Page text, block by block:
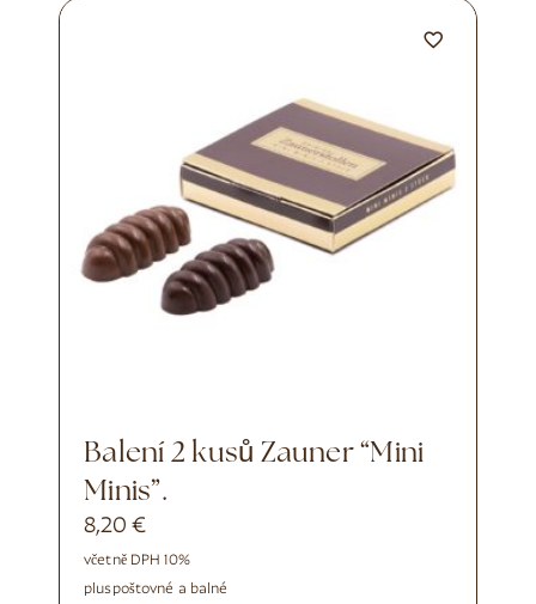
Balení 2 kusů Zauner “Mini
Minis”.
8,20€
včetně DPH 10%
pluspoštovné a balné